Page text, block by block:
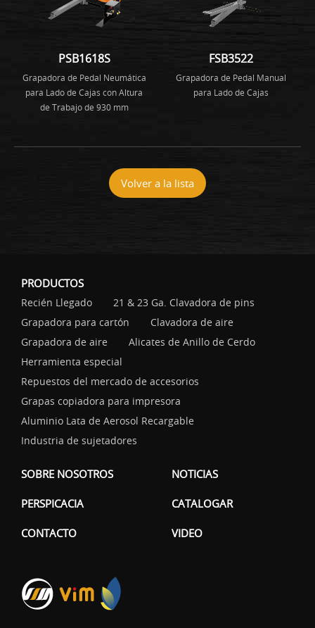
PSB1618S
Grapadora de Pedal Neumática
para Lado de Cajas con Altura
de Trabajo de 930 mm
FSB3522
Grapadora de Pedal Manual
para Lado de Cajas
Volver a la lista
PRODUCTOS
Recién Llegado
21 & 23 Ga. Clavadora de pins
Grapadora para cartón
Clavadora de aire
Grapadora de aire
Alicates de Anillo de Cerdo
Herramienta especial
Repuestos del mercado de accesorios
Grapas copiadora para impresora
Aluminio Lata de Aerosol Recargable
Industria de sujetadores
SOBRE NOSOTROS NOTICIAS
PERSPICACIA CATALOGAR
CONTACTO VIDEO